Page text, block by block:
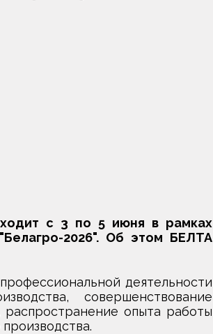
с 3 по 5 июня в рамках
2026". Об этом БЕЛТА
деятельности
совершенствование
распространение опыта работы